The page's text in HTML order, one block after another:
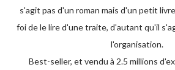
s'agit pas d'un roman mais d'un petit
foi de le lire d'une traite, d'autant qu'il
l'organisation.
Best-seller, et vendu à 2.5 millions